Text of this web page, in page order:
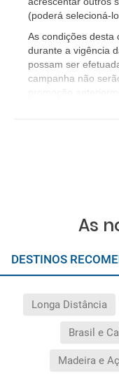
(poderá selecioná-
As condições desta
durante a vigência
possam ser
campanha não
promoção
As
DESTINOS
Longa Distância
Brasil e
Madeira e